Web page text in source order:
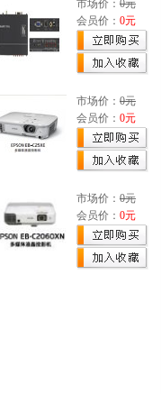
市场价： 0元
会员价： 0元
市场价： 0元
会员价： 0元
市场价： 0元
会员价： 0元